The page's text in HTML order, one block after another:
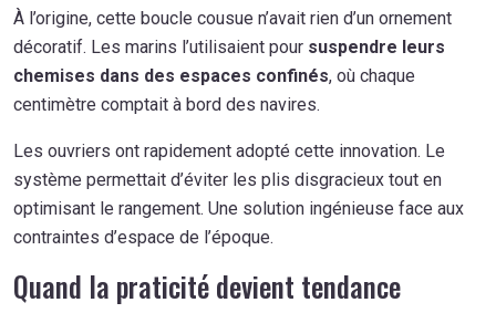
À l’origine, cette boucle cousue n’avait rien d’un ornement
décoratif. Les marins l’utilisaient pour suspendre leurs
chemises dans des espaces confinés, où chaque
centimètre comptait à bord des navires.
Les ouvriers ont rapidement adopté cette innovation. Le
système permettait d’éviter les plis disgracieux tout en
optimisant le rangement. Une solution ingénieuse face aux
contraintes d’espace de l’époque.
Quand la praticité devient tendance